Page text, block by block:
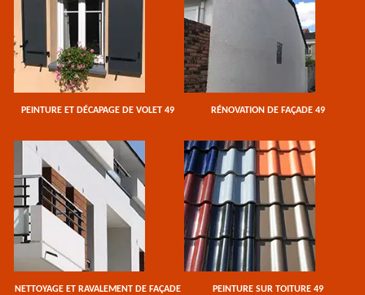
PEINTURE ET DÉCAPAGE DE VOLET 49 RÉNOVATION DE FAÇADE 49
NETTOYAGE ET RAVALEMENT DE FAÇADE
PEINTURE SUR TOITURE 49